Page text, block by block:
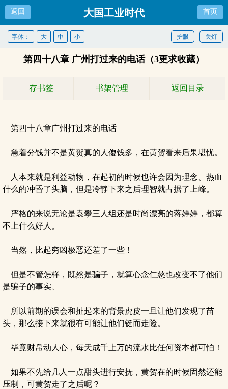
返回 大国工业时代 首页
关灯
护眼
字体： 大 中 小
第四十八章 广州打过来的电话（3更求收藏）
存书签 书架管理 返回目录
第四十八章广州打过来的电话
急着分钱并不是黄贺真的人傻钱多，在黄贺看来后果堪忧。
人本来就是利益动物，在起初的时候也许会因为理念、热血
什么的冲昏了头脑，但是冷静下来之后理智就占据了上峰。
严格的来说无论是袁攀三人组还是时尚漂亮的蒋婷婷，都算
不上什么好人。
当然，比起穷凶极恶还差了一些！
但是不管怎样，既然是骗子，就算心念仁慈也改变不了他们
是骗子的事实、
所以前期的误会和扯起来的背景虎皮一旦让他们发现了苗
头，那么接下来就很有可能让他们铤而走险。
毕竟财帛动人心，每天成千上万的流水比任何资本都可怕！
如果不先给几人一点甜头进行安抚，黄贺在的时候固然还能
压制，可黄贺走了之后呢？